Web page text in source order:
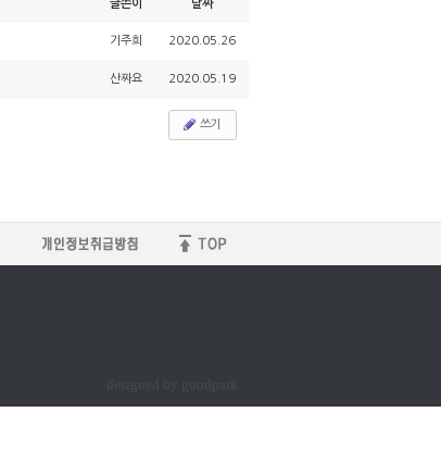
글쓴이 날짜
기주희 2020.05.26
산짜요 2020.05.19
쓰기